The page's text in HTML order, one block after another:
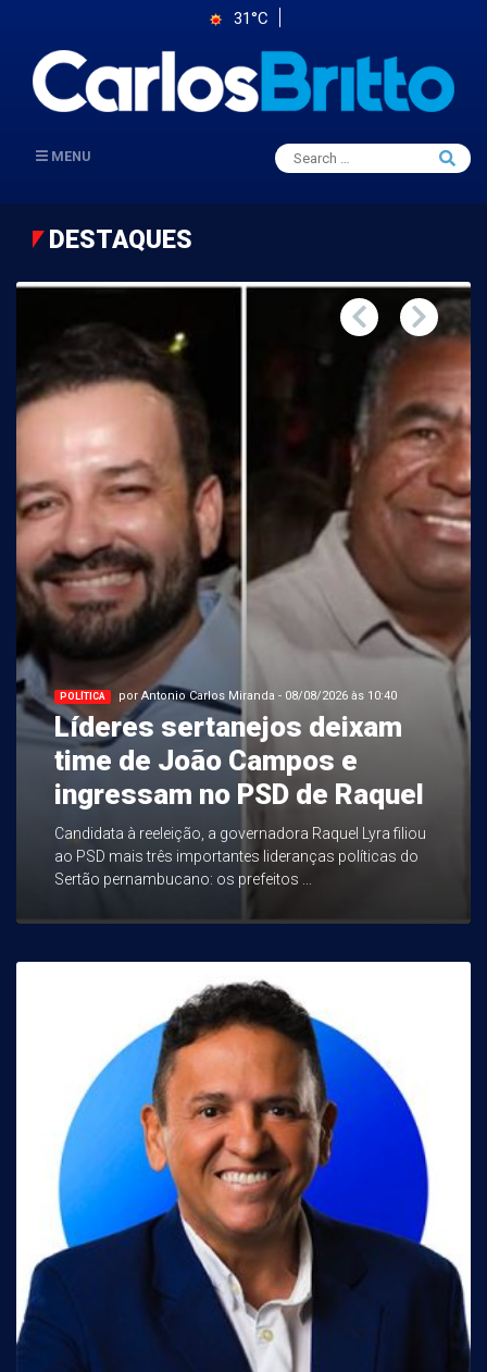
31°C
MENU
Search
for:
Search
DESTAQUES
POLÍTICA por Antonio Carlos Miranda - 08/08/2026 às 10:40
Líderes sertanejos deixam
time de João Campos e
ingressam no PSD de Raquel
Candidata à reeleição, a governadora Raquel Lyra filiou
ao PSD mais três importantes lideranças políticas do
Sertão pernambucano: os prefeitos ...